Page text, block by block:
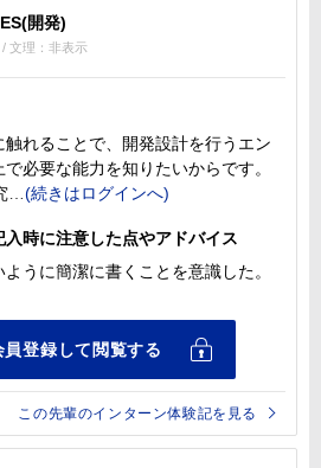
開発)
文理：非表示
れることで、開発設計を行うエン
必要な能力を知りたいからです。
時に注意した点やアドバイス
うに簡潔に書くことを意識した。
この先輩のインターン体験記を見る